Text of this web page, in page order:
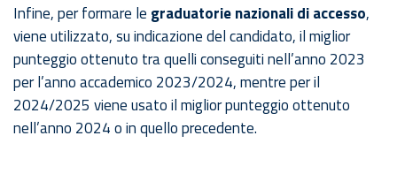
Infine, per formare le graduatorie nazionali di accesso,
viene utilizzato, su indicazione del candidato, il miglior
punteggio ottenuto tra quelli conseguiti nell’anno 2023
per l’anno accademico 2023/2024, mentre per il
2024/2025 viene usato il miglior punteggio ottenuto
nell’anno 2024 o in quello precedente.